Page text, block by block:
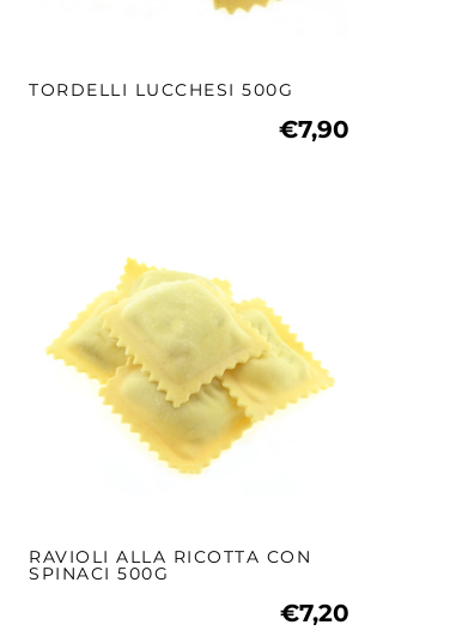
TORDELLI LUCCHESI 500G
€7,90
RAVIOLI ALLA RICOTTA CON
SPINACI 500G
€7,20